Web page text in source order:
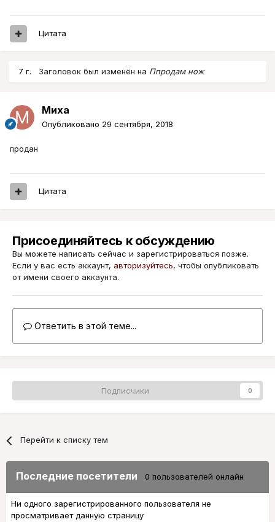
Цитата
7 г. Заголовок был изменён на Ппродам нож
Миха
Опубликовано 29 сентября, 2018
продан
Цитата
Присоединяйтесь к обсуждению
Вы можете написать сейчас и зарегистрироваться позже.
Если у вас есть аккаунт, авторизуйтесь, чтобы опубликовать
от имени своего аккаунта.
Ответить в этой теме...
Подписчики 0
Перейти к списку тем
Последние посетители 0 пользователей онлайн
Ни одного зарегистрированного пользователя не
просматривает данную страницу